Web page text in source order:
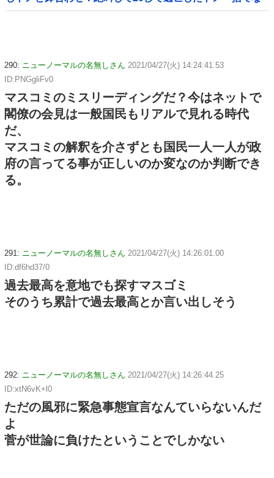
いと二度と行ってあげない！」←もう来なくて大丈夫です
290: ニューノーマルの名無しさん 2021/04/27(火) 14:24:41.53
ID:PNGgliFv0
マスコミのミスリーディングだ？今はネットで
閣僚の会見は一般国民もリアルで見れる時代
だ、
マスコミの解釈を介さずとも国民一人一人が政
府の言ってる事が正しいのか変なのか判断でき
る。
291: ニューノーマルの名無しさん 2021/04/27(火) 14:26:01.00
ID:df6hd37/0
過去最高を意地でも探すマスゴミ
そのうち累計で過去最高とか言い出しそう
292: ニューノーマルの名無しさん 2021/04/27(火) 14:26:44.25
ID:xtN6vK+l0
ただの風邪に緊急事態宣言なんていらないんだ
よ
菅が世論に負けたということでしかない